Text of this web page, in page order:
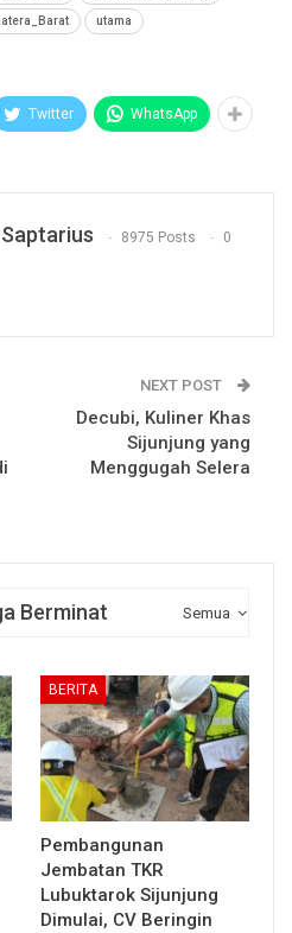
utama
Twitter WhatsApp
8975 Posts 0
NEXT POST
Decubi, Kuliner Khas
Sijunjung yang
Menggugah Selera
Semua
Berminat
BERITA
Pembangunan
Jembatan TKR
Lubuktarok Sijunjung
Dimulai, CV Beringin